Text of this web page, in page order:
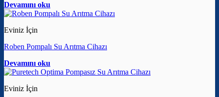
Devamını oku
Eviniz İçin
Roben Pompalı Su Arıtma Cihazı
Devamını oku
Eviniz İçin